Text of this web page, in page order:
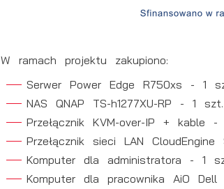
W ramach projektu zakupiono:
Serwer Power Edge R750xs - 1
NAS QNAP TS-h1277XU-RP - 1
Przełącznik KVM-over-IP + kable
Przełącznik sieci LAN
Komputer dla administratora -
Komputer dla pracownika AiO
naszych serwisów
i aktualności na stronach
na podstawie analizy Twoich
stronach podmiotów trzecich
innych dostawców usług.
mediów społecznościowych.
Więcej